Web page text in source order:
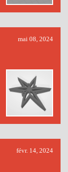
mai 08, 2024
févr. 14, 2024